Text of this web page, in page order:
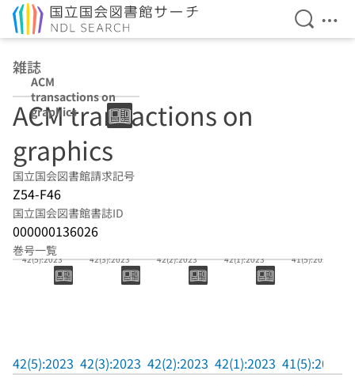
検索を
メ
雑誌
ACM
transactions on
graphics
ACM transactions on
graphics
国立国会図書館請求記号
Z54-F46
国立国会図書館書誌ID
000000136026
巻号一覧
42(5):2023
42(5):2023
42(3):2023
42(3):2023
42(2):2023
42(2):2023
42(1):2023
42(1):2023
41(5):2022
41(5):2022